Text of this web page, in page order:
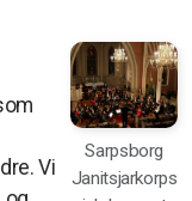
Sarpsborg
Janitsjarkorps
Vi